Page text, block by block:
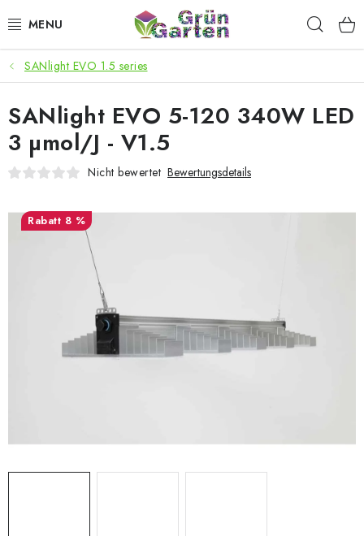
Inhalt
ANGEBOTE
LED PFLANZENLAMPEN
ANBAUBEDARF FÜR DEN HEIMANBAU
MICROGREENS
SMARTER GARTEN
Geschäftsbewertung Kaufberatung AGB
Blog
Datenschutzerklärung Impressum
SANlight EVO 1.5 series
SANlight EVO 5-120 340W LED
3 µmol/J - V1.5
Nicht bewertet Bewertungsdetails
8 %